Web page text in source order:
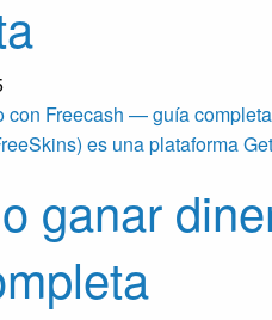
con Freecash — guía
es una plataforma
ganar